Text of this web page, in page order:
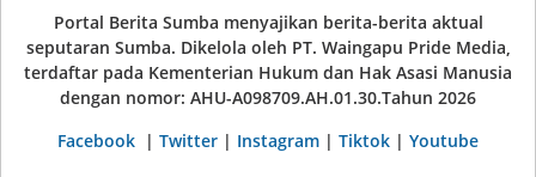
Portal Berita Sumba menyajikan berita-berita aktual
seputaran Sumba. Dikelola oleh PT. Waingapu Pride Media,
terdaftar pada Kementerian Hukum dan Hak Asasi Manusia
dengan nomor: AHU-A098709.AH.01.30.Tahun 2026
Facebook | Twitter | Instagram | Tiktok | Youtube